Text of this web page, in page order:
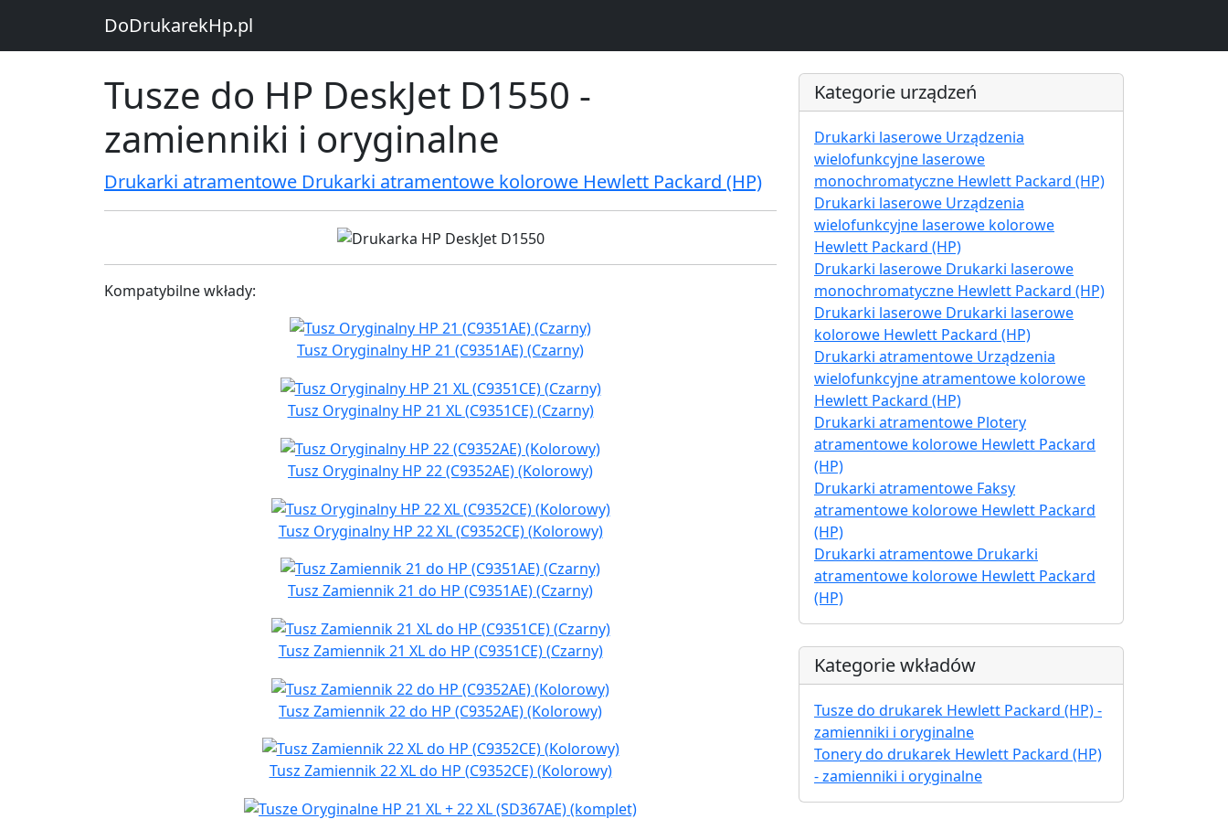
DoDrukarekHp.pl
Tusze do HP DeskJet D1550 -
zamienniki i oryginalne
Drukarki atramentowe Drukarki atramentowe kolorowe Hewlett Packard (HP)
Kompatybilne wkłady:
Tusz Oryginalny HP 21 (C9351AE) (Czarny)
Tusz Oryginalny HP 21 XL (C9351CE) (Czarny)
Tusz Oryginalny HP 22 (C9352AE) (Kolorowy)
Tusz Oryginalny HP 22 XL (C9352CE) (Kolorowy)
Tusz Zamiennik 21 do HP (C9351AE) (Czarny)
Tusz Zamiennik 21 XL do HP (C9351CE) (Czarny)
Tusz Zamiennik 22 do HP (C9352AE) (Kolorowy)
Tusz Zamiennik 22 XL do HP (C9352CE) (Kolorowy)
Kategorie urządzeń
Drukarki laserowe Urządzenia
wielofunkcyjne laserowe
monochromatyczne Hewlett Packard (HP)
Drukarki laserowe Urządzenia
wielofunkcyjne laserowe kolorowe
Hewlett Packard (HP)
Drukarki laserowe Drukarki laserowe
monochromatyczne Hewlett Packard (HP)
Drukarki laserowe Drukarki laserowe
kolorowe Hewlett Packard (HP)
Drukarki atramentowe Urządzenia
wielofunkcyjne atramentowe kolorowe
Hewlett Packard (HP)
Drukarki atramentowe Plotery
atramentowe kolorowe Hewlett Packard
(HP)
Drukarki atramentowe Faksy
atramentowe kolorowe Hewlett Packard
(HP)
Drukarki atramentowe Drukarki
atramentowe kolorowe Hewlett Packard
(HP)
Kategorie wkładów
Tusze do drukarek Hewlett Packard (HP) -
zamienniki i oryginalne
Tonery do drukarek Hewlett Packard (HP)
- zamienniki i oryginalne